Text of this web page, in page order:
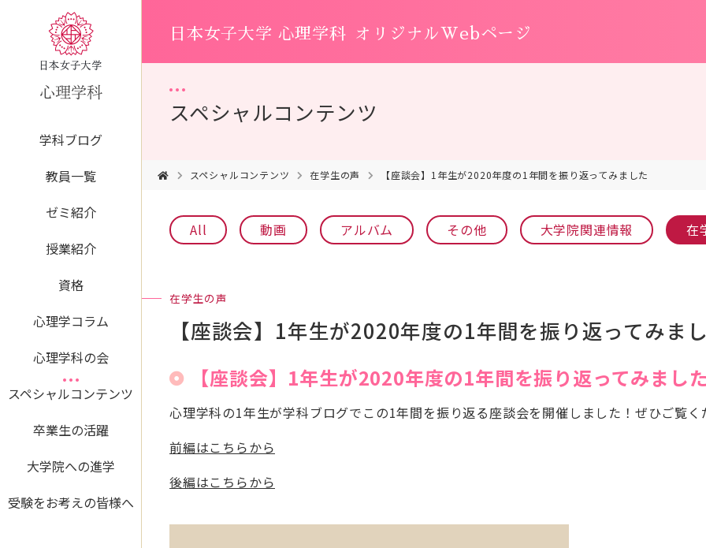
学科ブログ
教員一覧
ゼミ紹介
授業紹介
資格
心理学コラム
心理学科の会
スペシャルコンテンツ
卒業生の活躍
大学院への進学
受験をお考えの皆様へ
日本女子大学 心理学科 オリジナルWebページ
スペシャルコンテンツ
スペシャルコンテンツ 在学生の声 【座談会】1年生が2020年度の1年間を振り返ってみました
All 動画 アルバム その他 大学院関連情報 在
在学生の声
【座談会】1年生が2020年度の1年間を振り返ってみま
【座談会】1年生が2020年度の1年間を振り返ってみました
心理学科の1年生が学科ブログでこの1年間を振り返る座談会を開催しました！ぜひご覧く
前編はこちらから
後編はこちらから